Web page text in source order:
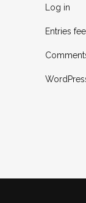
Log in
Entries